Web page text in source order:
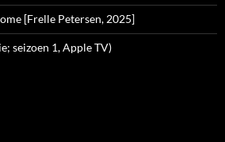
[Frelle Petersen, 2025]
seizoen 1, Apple TV)